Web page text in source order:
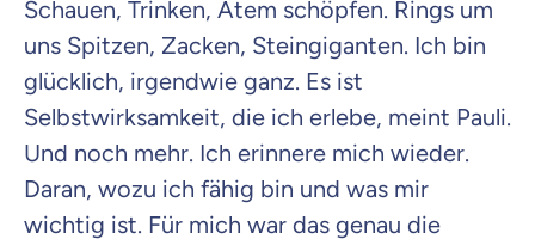
Schauen, Trinken, Atem schöpfen. Rings um
uns Spitzen, Zacken, Steingiganten. Ich bin
glücklich, irgendwie ganz. Es ist
Selbstwirksamkeit, die ich erlebe, meint Pauli.
Und noch mehr. Ich erinnere mich wieder.
Daran, wozu ich fähig bin und was mir
wichtig ist. Für mich war das genau die